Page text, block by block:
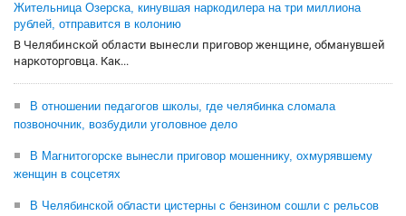
Жительница Озерска, кинувшая наркодилера на три миллиона
рублей, отправится в колонию
В Челябинской области вынесли приговор женщине, обманувшей
наркоторговца. Как...
В отношении педагогов школы, где челябинка сломала
позвоночник, возбудили уголовное дело
В Магнитогорске вынесли приговор мошеннику, охмурявшему
женщин в соцсетях
В Челябинской области цистерны с бензином сошли с рельсов